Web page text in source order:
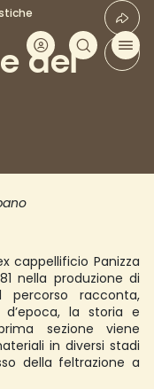
del
cappellificio Panizza
nella produzione di
racconta,
la storia e
sezione viene
in diversi stadi
della feltrazione a